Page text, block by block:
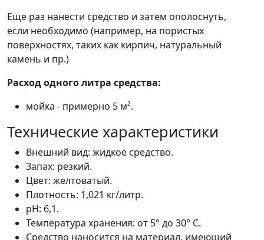
Еще раз нанести средство и затем ополоснуть,
если необходимо (например, на пористых
поверхностях, таких как кирпич, натуральный
камень и пр.)
Расход одного литра средства:
мойка - примерно 5 м².
Технические характеристики
Внешний вид: жидкое средство.
Запах: резкий.
Цвет: желтоватый.
Плотность: 1,021 кг/литр.
pH: 6,1.
Температура хранения: от 5° до 30° C.
Средство наносится на материал, имеющий